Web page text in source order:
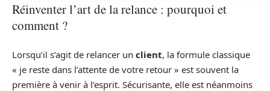
Réinventer l’art de la relance : pourquoi et
comment ?
Lorsqu’il s’agit de relancer un client, la formule classique
« je reste dans l’attente de votre retour » est souvent la
première à venir à l’esprit. Sécurisante, elle est néanmoins